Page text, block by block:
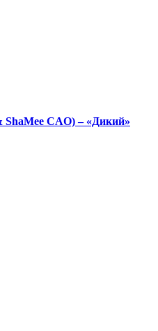
CAO) – «Дикий»